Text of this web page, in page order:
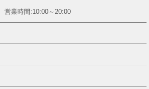
営業時間:10:00～20:00